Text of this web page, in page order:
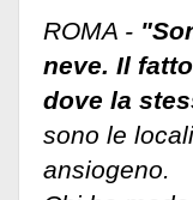
ROMA -
neve. Il
dove la
sono le
ansiogeno.